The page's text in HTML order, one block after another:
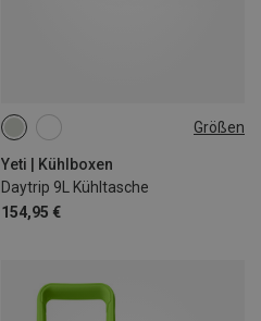
Größen
Yeti | Kühlboxen
Daytrip 9L Kühltasche
154,95 €
9L